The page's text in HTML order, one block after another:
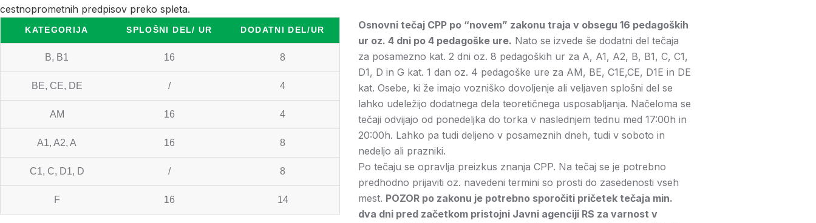
cestnoprometnih predpisov preko spleta.
KATEGORIJA SPLOŠNI DEL/ UR DODATNI DEL/UR
B, B1 16 8
BE, CE, DE / 4
AM 16 4
A1, A2, A 16 8
C1, C, D1, D / 8
F 16 14
Osnovni tečaj CPP po “novem” zakonu traja v obsegu 16 pedagoških
ur oz. 4 dni po 4 pedagoške ure. Nato se izvede še dodatni del tečaja
za posamezno kat. 2 dni oz. 8 pedagoških ur za A, A1, A2, B, B1, C, C1,
D1, D in G kat. 1 dan oz. 4 pedagoške ure za AM, BE, C1E,CE, D1E in DE
kat. Osebe, ki že imajo vozniško dovoljenje ali veljaven splošni del se
lahko udeležijo dodatnega dela teoretičnega usposabljanja. Načeloma se
tečaji odvijajo od ponedeljka do torka v naslednjem tednu med 17:00h in
20:00h. Lahko pa tudi deljeno v posameznih dneh, tudi v soboto in
nedeljo ali prazniki.
Po tečaju se opravlja preizkus znanja CPP. Na tečaj se je potrebno
predhodno prijaviti oz. navedeni termini so prosti do zasedenosti vseh
mest. POZOR po zakonu je potrebno sporočiti pričetek tečaja min.
dva dni pred začetkom pristojni Javni agenciji RS za varnost v